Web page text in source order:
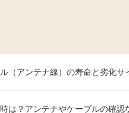
（アンテナ線）の寿命と劣化
は？アンテナやケーブルの確認